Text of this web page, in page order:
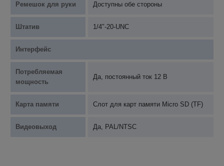
Ремешок для руки Доступны обе стороны
Штатив 1/4″-20-UNC
Интерфейс
Потребляемая
мощность
Да, постоянный ток 12 В
Карта памяти Слот для карт памяти Micro SD (TF)
Видеовыход Да, PAL/NTSC